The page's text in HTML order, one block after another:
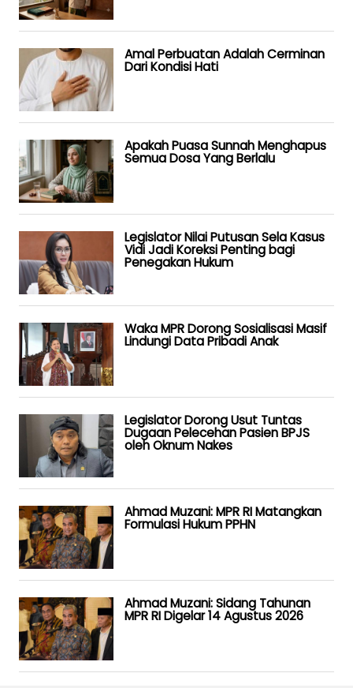
Amal Perbuatan Adalah Cerminan
Dari Kondisi Hati
Apakah Puasa Sunnah Menghapus
Semua Dosa Yang Berlalu
Legislator Nilai Putusan Sela Kasus
Vidi Jadi Koreksi Penting bagi
Penegakan Hukum
Waka MPR Dorong Sosialisasi Masif
Lindungi Data Pribadi Anak
Legislator Dorong Usut Tuntas
Dugaan Pelecehan Pasien BPJS
oleh Oknum Nakes
Ahmad Muzani: MPR RI Matangkan
Formulasi Hukum PPHN
Ahmad Muzani: Sidang Tahunan
MPR RI Digelar 14 Agustus 2026